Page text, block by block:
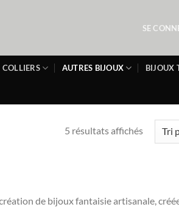
SE
COLLIERS AUTRES BIJOUX BIJOUX
5 résultats affichés
de bijoux fantaisie artisanale,